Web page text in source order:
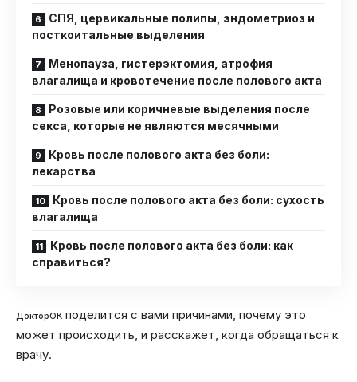
СПЯ, цервикальные полипы, эндометриоз и
посткоитальные выделения
Менопауза, гистерэктомия, атрофия
влагалища и кровотечение после полового акта
Розовые или коричневые выделения после
секса, которые не являются месячными
Кровь после полового акта без боли:
лекарства
Кровь после полового акта без боли: сухость
влагалища
Кровь после полового акта без боли: как
справиться?
ДокторОК поделится с вами причинами, почему это
может происходить, и расскажет, когда обращаться к
врачу.